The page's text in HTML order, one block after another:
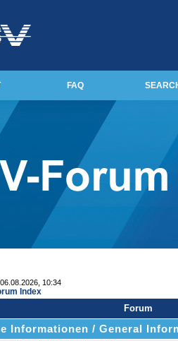
FAQ
10:34
Index
Forum
Informationen / General